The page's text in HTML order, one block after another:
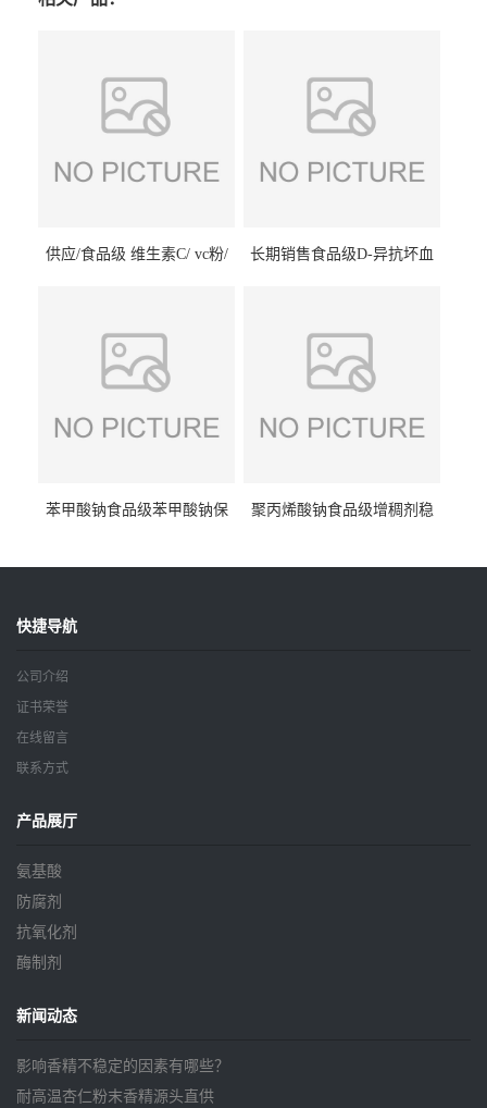
供应/食品级 维生素C/ vc粉/
长期销售食品级D-异抗坏血
苯甲酸钠食品级苯甲酸钠保
聚丙烯酸钠食品级增稠剂稳
快捷导航
公司介绍
证书荣誉
在线留言
联系方式
产品展厅
氨基酸
防腐剂
抗氧化剂
酶制剂
新闻动态
影响香精不稳定的因素有哪些？
耐高温杏仁粉末香精源头直供